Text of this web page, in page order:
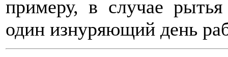
примеру, в случае
один изнуряющий день